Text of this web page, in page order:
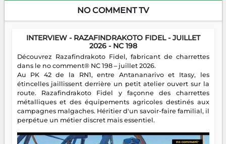
NO COMMENT TV
INTERVIEW - RAZAFINDRAKOTO FIDEL - JUILLET
2026 - NC 198
Découvrez Razafindrakoto Fidel, fabricant de charrettes
dans le no comment® NC 198 – juillet 2026.
Au PK 42 de la RN1, entre Antananarivo et Itasy, les
étincelles jaillissent derrière un petit atelier ouvert sur la
route. Razafindrakoto Fidel y façonne des charrettes
métalliques et des équipements agricoles destinés aux
campagnes malgaches. Héritier d'un savoir-faire familial, il
perpétue un métier discret mais essentiel.